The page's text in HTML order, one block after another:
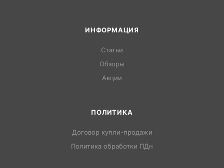
ИНФОРМАЦИЯ
Статьи
Обзоры
Акции
ПОЛИТИКА
Договор купли-продажи
Политика обработки ПДн